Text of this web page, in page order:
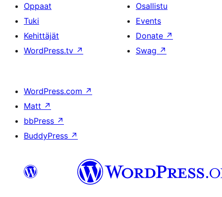
Oppaat
Tuki
Kehittäjät
WordPress.tv ↗
Osallistu
Events
Donate ↗
Swag ↗
WordPress.com ↗
Matt ↗
bbPress ↗
BuddyPress ↗